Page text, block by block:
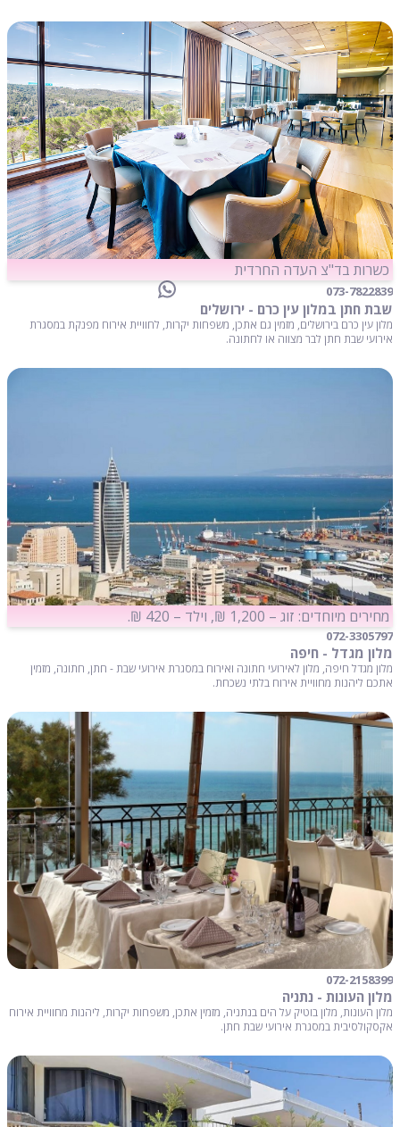
כשרות בד"צ העדה החרדית
073-7822839
שבת חתן במלון עין כרם - ירושלים
מלון עין כרם בירושלים, מזמין גם אתכן, משפחות יקרות, לחוויית אירוח מפנקת במסגרת
אירועי שבת חתן לבר מצווה או לחתונה.
מחירים מיוחדים: זוג – 1,200 ₪, וילד – 420 ₪.
072-3305797
מלון מגדל - חיפה
מלון מגדל חיפה, מלון לאירועי חתונה ואירוח במסגרת אירועי שבת - חתן, חתונה, מזמין
אתכם ליהנות מחוויית אירוח בלתי נשכחת.
072-2158399
מלון העונות - נתניה
מלון העונות, מלון בוטיק על הים בנתניה, מזמין אתכן, משפחות יקרות, ליהנות מחוויית אירוח
אקסקולסיבית במסגרת אירועי שבת חתן.